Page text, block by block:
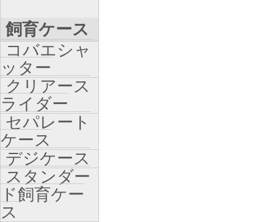
飼育ケース
コバエシャ
ッター
クリアース
ライダー
セパレート
ケース
デジケース
スタンダー
ド飼育ケー
ス